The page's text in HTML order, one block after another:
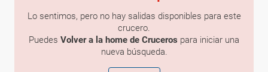
Lo sentimos, pero no hay salidas disponibles para este
crucero.
Puedes Volver a la home de Cruceros para iniciar una
nueva búsqueda.